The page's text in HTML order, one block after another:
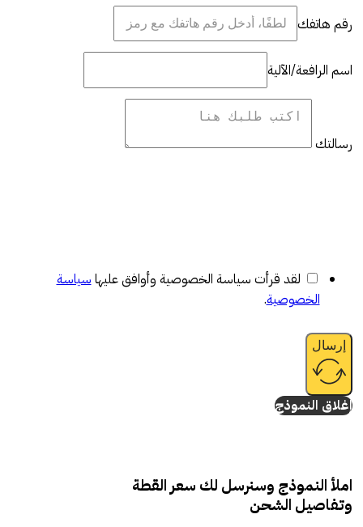
رقم هاتفك
اسم الرافعة/الآلية
رسالتك
لقد قرأت سياسة الخصوصية وأوافق عليها سياسة
الخصوصية.
إرسال
إغلاق النموذج
املأ النموذج وسنرسل لك سعر القطة
وتفاصيل الشحن